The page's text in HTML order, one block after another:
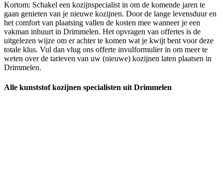
Kortom: Schakel een kozijnspecialist in om de komende jaren te
gaan genieten van je nieuwe kozijnen. Door de lange levensduur en
het comfort van plaatsing vallen de kosten mee wanneer je een
vakman inhuurt in Drimmelen. Het opvragen van offertes is de
uitgelezen wijze om er achter te komen wat je kwijt bent voor deze
totale klus. Vul dan vlug ons offerte invulformulier in om meer te
weten over de tarieven van uw (nieuwe) kozijnen laten plaatsen in
Drimmelen.
Alle kunststof kozijnen specialisten uit Drimmelen